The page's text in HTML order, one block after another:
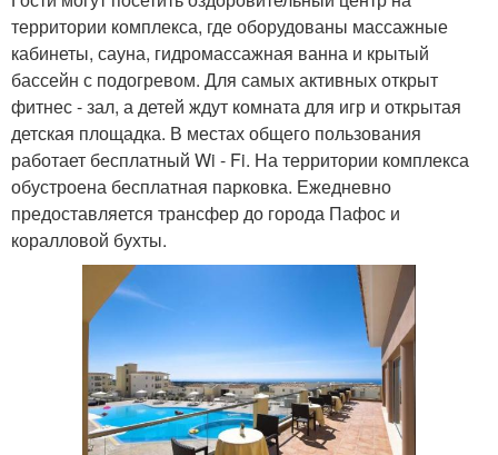
территории комплекса, где оборудованы массажные
кабинеты, сауна, гидромассажная ванна и крытый
бассейн с подогревом. Для самых активных открыт
фитнес - зал, а детей ждут комната для игр и открытая
детская площадка. В местах общего пользования
работает бесплатный Wi - Fi. На территории комплекса
обустроена бесплатная парковка. Ежедневно
предоставляется трансфер до города Пафос и
коралловой бухты.